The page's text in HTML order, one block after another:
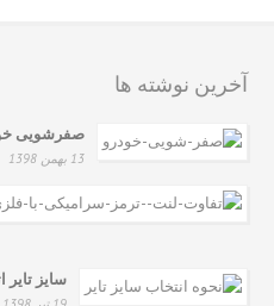
آخرین نوشته ها
صفرشویی
13 بهمن 1398
سایز تایر